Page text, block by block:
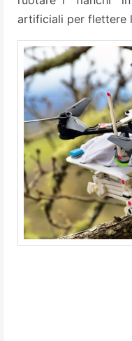
artificiali per flettere